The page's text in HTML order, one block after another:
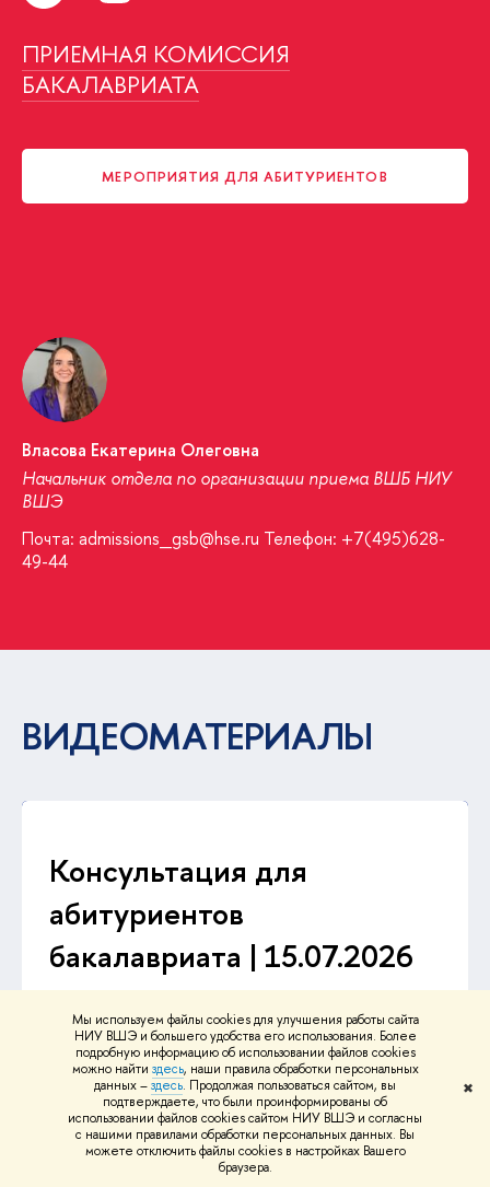
Мы используем файлы cookies для улучшения работы сайта
НИУ ВШЭ и большего удобства его использования. Более
подробную информацию об использовании файлов cookies
можно найти здесь, наши правила обработки персональных
данных –здесь. Продолжая пользоваться сайтом, вы
подтверждаете, что были проинформированы об
использовании файлов cookies сайтом НИУ ВШЭ и согласны
с нашими правилами обработки персональных данных. Вы
можете отключить файлы cookies в настройках Вашего
браузера.
✖
ПРИЕМНАЯ КОМИССИЯ
БАКАЛАВРИАТА
МЕРОПРИЯТИЯ ДЛЯ АБИТУРИЕНТОВ
Власова Екатерина Олеговна
Начальник отдела по организации приема ВШБ НИУ
ВШЭ
Почта: admissions_gsb@hse.ru Телефон: +7(495)628-
49-44
ВИДЕОМАТЕРИАЛЫ
Консультация для
абитуриентов
бакалавриата | 15.07.2026